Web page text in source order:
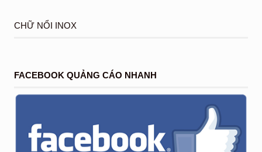
CHỮ NỔI INOX
FACEBOOK QUẢNG CÁO NHANH